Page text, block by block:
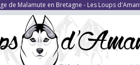
de Malamute en Bretagne - Les Loups